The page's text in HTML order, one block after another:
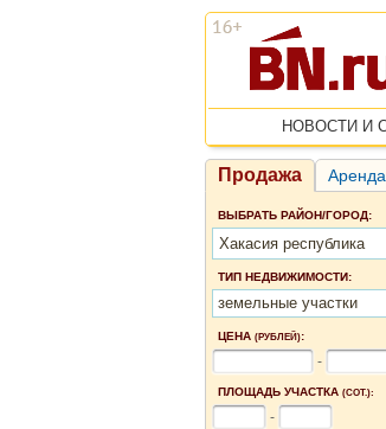
НОВОСТИ И
Продажа Аренда
ВЫБРАТЬ РАЙОН/ГОРОД:
Хакасия республика
ТИП НЕДВИЖИМОСТИ:
земельные участки
ЦЕНА (РУБЛЕЙ):
-
ПЛОЩАДЬ УЧАСТКА (СОТ.):
-